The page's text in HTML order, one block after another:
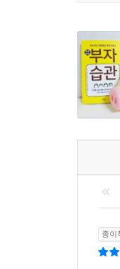
용돈은
정도가
달 단위
법칙이
상황별
미네소
하버드
경제교
동전을
종이